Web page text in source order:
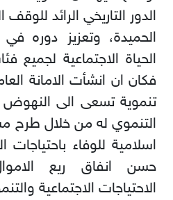
الدور التاريخي الرائد
الحميدة، وتعزيز دوره
الحياة الاجتماعية لجميع
فكان ان انشأت الامانة
تنموية تسعى الى النهوض
التنموي له من خلال طرح
اسلامية للوفاء باحتياجات
حسن انفاق ريع
الاحتياجات الاجتماعية